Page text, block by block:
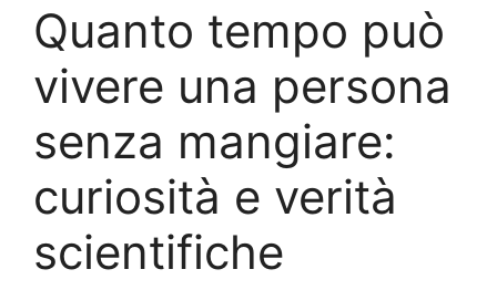
Quanto tempo può
vivere una persona
senza mangiare:
curiosità e verità
scientifiche